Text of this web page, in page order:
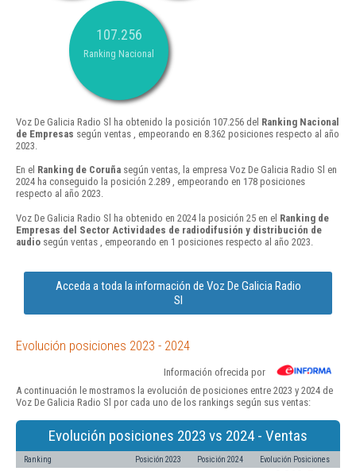
107.256
Ranking Nacional
Voz De Galicia Radio Sl ha obtenido la posición 107.256 del Ranking Nacional
de Empresas según ventas , empeorando en 8.362 posiciones respecto al año
2023.
En el Ranking de Coruña según ventas, la empresa Voz De Galicia Radio Sl en
2024 ha conseguido la posición 2.289 , empeorando en 178 posiciones
respecto al año 2023.
Voz De Galicia Radio Sl ha obtenido en 2024 la posición 25 en el Ranking de
Empresas del Sector Actividades de radiodifusión y distribución de
audio según ventas , empeorando en 1 posiciones respecto al año 2023.
Acceda a toda la información de Voz De Galicia Radio
Sl
Evolución posiciones 2023 - 2024
Información ofrecida por
A continuación le mostramos la evolución de posiciones entre 2023 y 2024 de
Voz De Galicia Radio Sl por cada uno de los rankings según sus ventas:
Evolución posiciones 2023 vs 2024 - Ventas
Ranking Posición 2023 Posición 2024 Evolución Posiciones